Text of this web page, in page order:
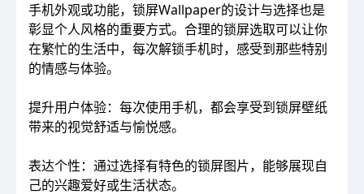
手机外观或功能，锁屏Wallpaper的设计与选择也是
彰显个人风格的重要方式。合理的锁屏选取可以让你
在繁忙的生活中，每次解锁手机时，感受到那些特别
的情感与体验。
提升用户体验：每次使用手机，都会享受到锁屏壁纸
带来的视觉舒适与愉悦感。
表达个性：通过选择有特色的锁屏图片，能够展现自
己的兴趣爱好或生活状态。